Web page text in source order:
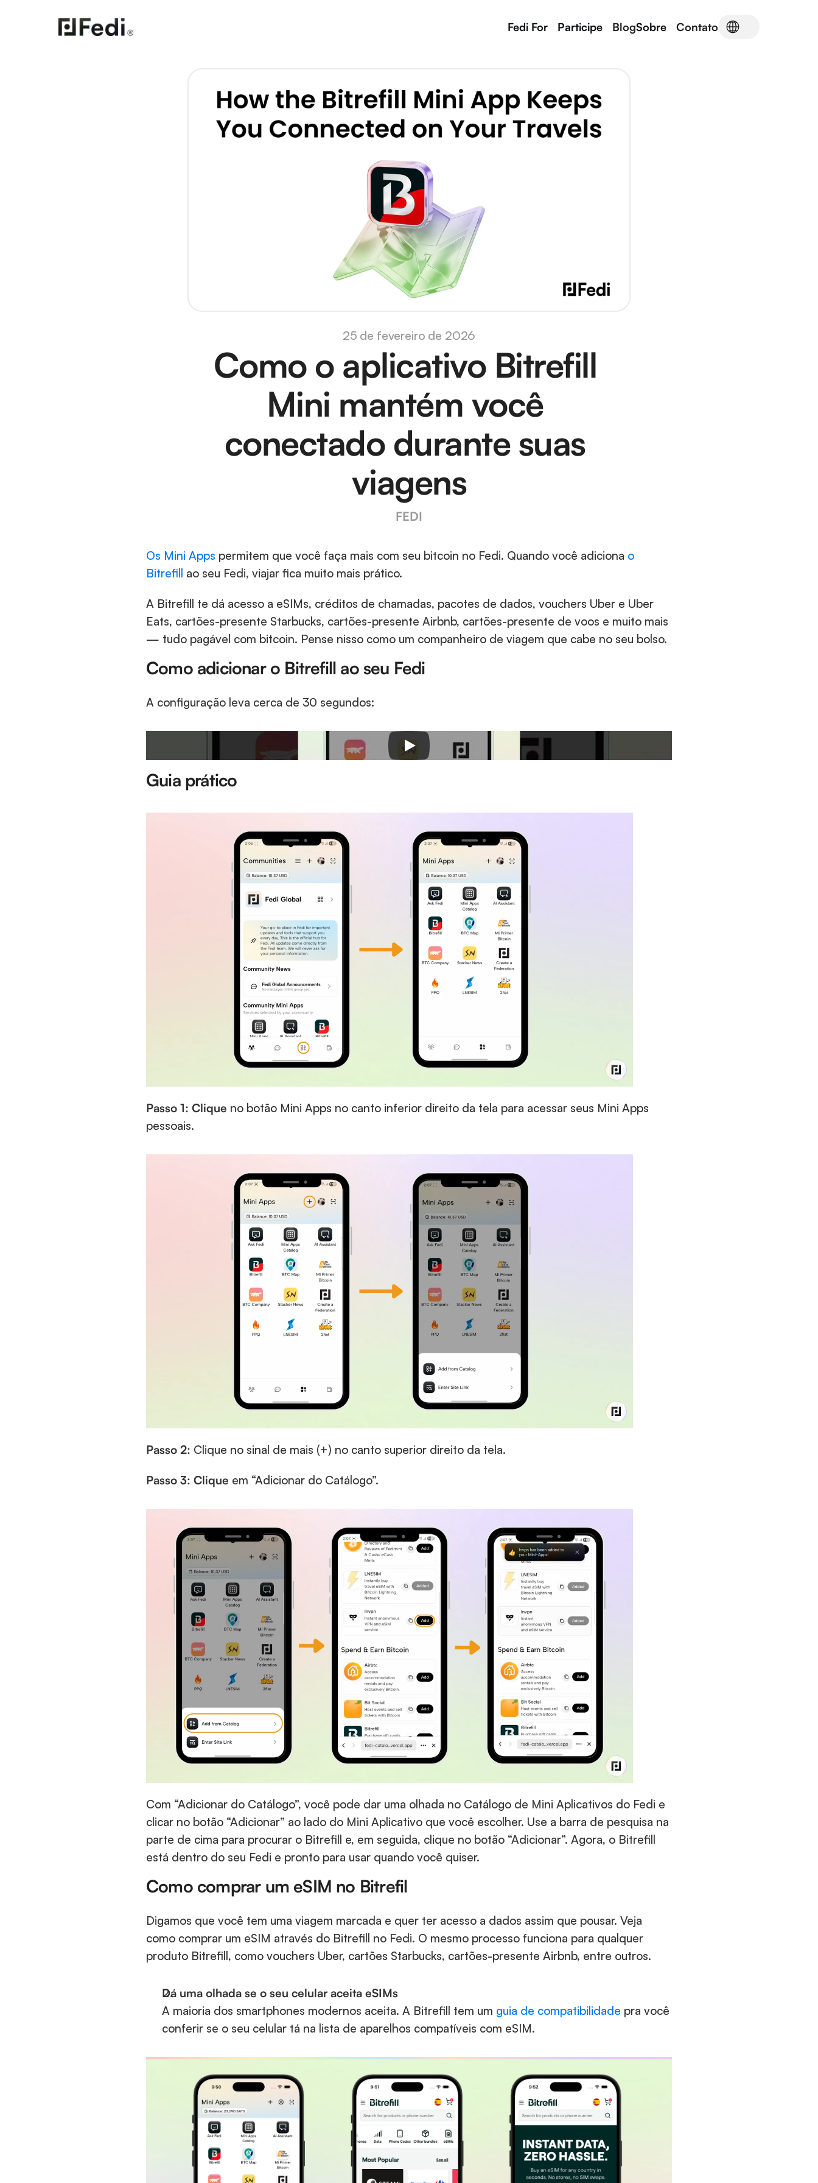
Fedi For Participe BlogSobre Contato
25 de fevereiro de 2026
Como o aplicativo Bitrefill
Mini mantém você
conectado durante suas
viagens
FEDI
Os Mini Apps permitem que você faça mais com seu bitcoin no Fedi. Quando você adiciona o
Bitrefill ao seu Fedi, viajar fica muito mais prático.
A Bitrefill te dá acesso a eSIMs, créditos de chamadas, pacotes de dados, vouchers Uber e Uber
Eats, cartões-presente Starbucks, cartões-presente Airbnb, cartões-presente de voos e muito mais
— tudo pagável com bitcoin. Pense nisso como um companheiro de viagem que cabe no seu bolso.
Como adicionar o Bitrefill ao seu Fedi
A configuração leva cerca de 30 segundos:
Guia prático
Passo 1: Clique no botão Mini Apps no canto inferior direito da tela para acessar seus Mini Apps
pessoais.
Passo 2: Clique no sinal de mais (+) no canto superior direito da tela.
Passo 3: Clique em “Adicionar do Catálogo”.
Com “Adicionar do Catálogo”, você pode dar uma olhada no Catálogo de Mini Aplicativos do Fedi e
clicar no botão “Adicionar” ao lado do Mini Aplicativo que você escolher. Use a barra de pesquisa na
parte de cima para procurar o Bitrefill e, em seguida, clique no botão “Adicionar”. Agora, o Bitrefill
está dentro do seu Fedi e pronto para usar quando você quiser.
Como comprar um eSIM no Bitrefil
Digamos que você tem uma viagem marcada e quer ter acesso a dados assim que pousar. Veja
como comprar um eSIM através do Bitrefill no Fedi. O mesmo processo funciona para qualquer
produto Bitrefill, como vouchers Uber, cartões Starbucks, cartões-presente Airbnb, entre outros.
Dá uma olhada se o seu celular aceita eSIMs
A maioria dos smartphones modernos aceita. A Bitrefill tem um guia de compatibilidade pra você
conferir se o seu celular tá na lista de aparelhos compatíveis com eSIM.